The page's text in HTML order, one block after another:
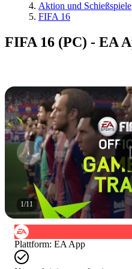
Aktion und Schießspiele
FIFA 16
FIFA 16 (PC) - EA
1/11
Plattform: EA App